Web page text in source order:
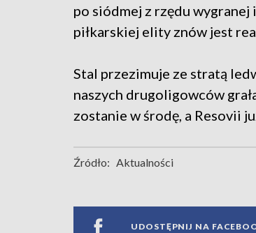
po siódmej z rzędu
piłkarskiej elity znów jest
Stal przezimuje ze stratą
naszych drugoligowców
zostanie w środę, a Resovii
Źródło: Aktualności
UDOSTĘPNIJ NA